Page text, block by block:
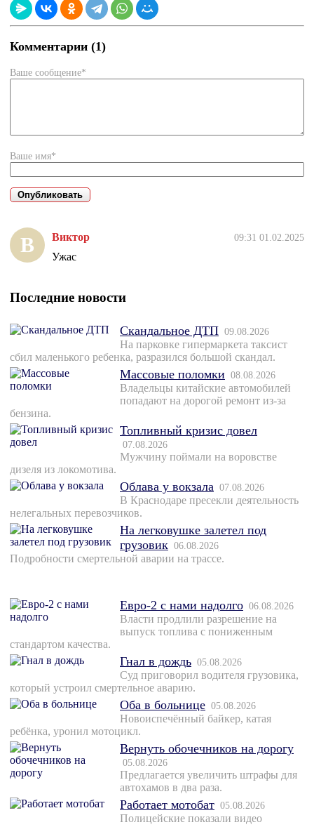
Комментарии (1)
Ваше сообщение*
Ваше имя*
В Виктор 09:31 01.02.2025
Ужас
Последние новости
Скандальное ДТП 09.08.2026
На парковке гипермаркета таксист
сбил маленького ребенка, разразился большой скандал.
Массовые поломки 08.08.2026
Владельцы китайские автомобилей
попадают на дорогой ремонт из-за
бензина.
Топливный кризис довел
07.08.2026
Мужчину поймали на воровстве
дизеля из локомотива.
Облава у вокзала 07.08.2026
В Краснодаре пресекли деятельность
нелегальных перевозчиков.
На легковушке залетел под
грузовик 06.08.2026
Подробности смертельной аварии на трассе.
Евро-2 с нами надолго 06.08.2026
Власти продлили разрешение на
выпуск топлива с пониженным
стандартом качества.
Гнал в дождь 05.08.2026
Суд приговорил водителя грузовика,
который устроил смертельное аварию.
Оба в больнице 05.08.2026
Новоиспечённый байкер, катая
ребёнка, уронил мотоцикл.
Вернуть обочечников на дорогу
05.08.2026
Предлагается увеличить штрафы для
автохамов в два раза.
Работает мотобат 05.08.2026
Полицейские показали видео